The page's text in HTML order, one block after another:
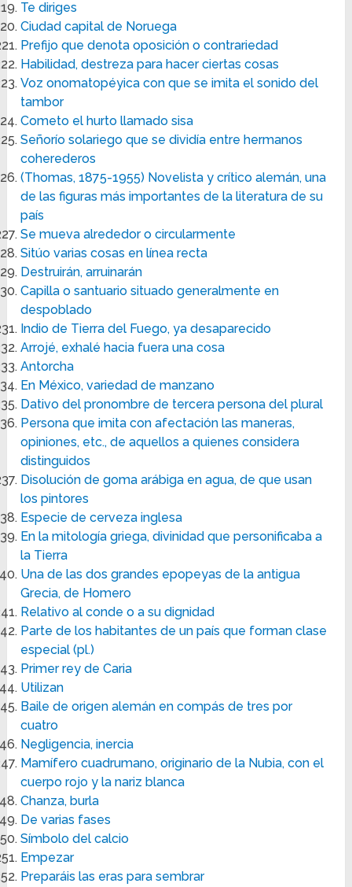
Te diriges
Ciudad capital de Noruega
Prefijo que denota oposición o contrariedad
Habilidad, destreza para hacer ciertas cosas
Voz onomatopéyica con que se imita el sonido del
tambor
Cometo el hurto llamado sisa
Señorío solariego que se dividía entre hermanos
coherederos
(Thomas, 1875-1955) Novelista y crítico alemán, una
de las figuras más importantes de la literatura de su
país
Se mueva alrededor o circularmente
Sitúo varias cosas en línea recta
Destruirán, arruinarán
Capilla o santuario situado generalmente en
despoblado
Indio de Tierra del Fuego, ya desaparecido
Arrojé, exhalé hacia fuera una cosa
Antorcha
En México, variedad de manzano
Dativo del pronombre de tercera persona del plural
Persona que imita con afectación las maneras,
opiniones, etc., de aquellos a quienes considera
distinguidos
Disolución de goma arábiga en agua, de que usan
los pintores
Especie de cerveza inglesa
En la mitología griega, divinidad que personificaba a
la Tierra
Una de las dos grandes epopeyas de la antigua
Grecia, de Homero
Relativo al conde o a su dignidad
Parte de los habitantes de un país que forman clase
especial (pl.)
Primer rey de Caria
Utilizan
Baile de origen alemán en compás de tres por
cuatro
Negligencia, inercia
Mamífero cuadrumano, originario de la Nubia, con el
cuerpo rojo y la nariz blanca
Chanza, burla
De varias fases
Símbolo del calcio
Empezar
Preparáis las eras para sembrar